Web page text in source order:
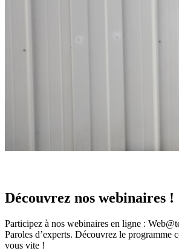
Découvrez nos webinaires !
Participez à nos webinaires en ligne :
Paroles d’experts. Découvrez le programme
vous vite !